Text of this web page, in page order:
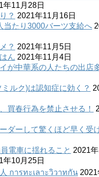
年11月28日
？ 2021年11月16日
当たり3000バーツ支給へ
？ 2021年11月5日
ん 2021年11月4日
が中華系の人たちの出店
ルク)は認知症に効く？
買春行為を禁止させる！
ダーして驚くほど早く受
電車に揺れること 2021
年10月25日
การทะเลาะวิวาทกัน 2021